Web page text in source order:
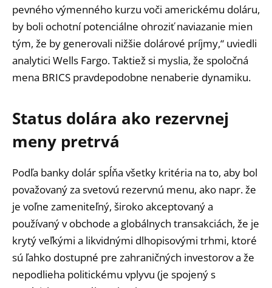
pevného výmenného kurzu voči americkému doláru,
by boli ochotní potenciálne ohroziť naviazanie mien
tým, že by generovali nižšie dolárové príjmy,“ uviedli
analytici Wells Fargo. Taktiež si myslia, že spoločná
mena BRICS pravdepodobne nenaberie dynamiku.
Status dolára ako rezervnej
meny pretrvá
Podľa banky dolár spĺňa všetky kritéria na to, aby bol
považovaný za svetovú rezervnú menu, ako napr. že
je voľne zameniteľný, široko akceptovaný a
používaný v obchode a globálnych transakciách, že je
krytý veľkými a likvidnými dlhopisovými trhmi, ktoré
sú ľahko dostupné pre zahraničných investorov a že
nepodlieha politickému vplyvu (je spojený s